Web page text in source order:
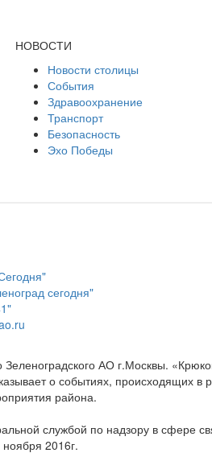
НОВОСТИ
Новости столицы
События
Здравоохранение
Транспорт
Безопасность
Эхо Победы
сегодня"
АО г.Москвы.
о событиях, происходящих в
района.
службой по надзору в сфере
2016г.